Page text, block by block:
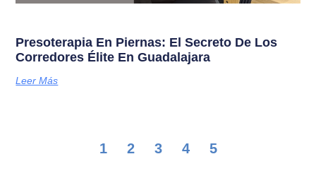
Presoterapia En Piernas: El Secreto De Los
Corredores Élite En Guadalajara
Leer Más
1 2 3 4 5